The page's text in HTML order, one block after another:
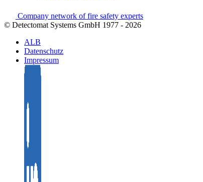
Company network of fire safety experts
© Detectomat Systems GmbH 1977 - 2026
ALB
Datenschutz
Impressum